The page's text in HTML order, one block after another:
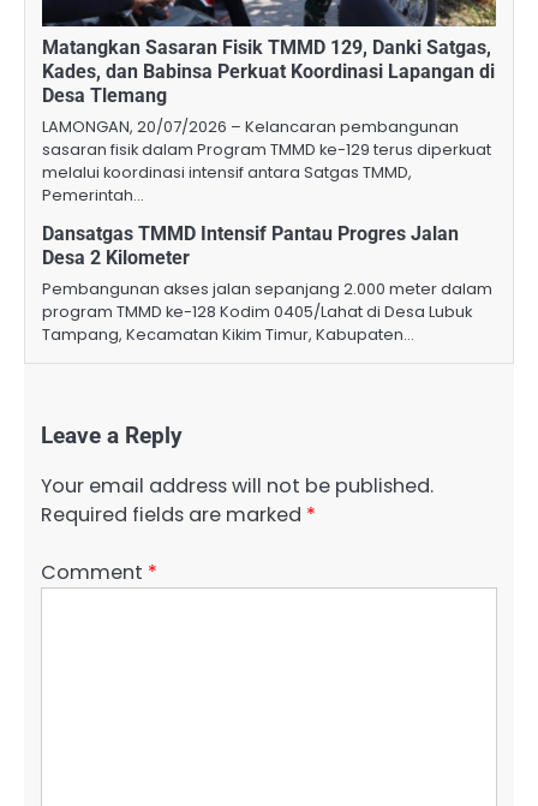
Matangkan Sasaran Fisik TMMD 129, Danki Satgas,
Kades, dan Babinsa Perkuat Koordinasi Lapangan di
Desa Tlemang
LAMONGAN, 20/07/2026 – Kelancaran pembangunan
sasaran fisik dalam Program TMMD ke-129 terus diperkuat
melalui koordinasi intensif antara Satgas TMMD,
Pemerintah…
Dansatgas TMMD Intensif Pantau Progres Jalan
Desa 2 Kilometer
Pembangunan akses jalan sepanjang 2.000 meter dalam
program TMMD ke-128 Kodim 0405/Lahat di Desa Lubuk
Tampang, Kecamatan Kikim Timur, Kabupaten…
Leave a Reply
Your email address will not be published.
Required fields are marked *
Comment *